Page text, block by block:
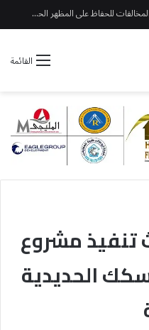
القائمة
تنفيذ مشروع
الحديدية